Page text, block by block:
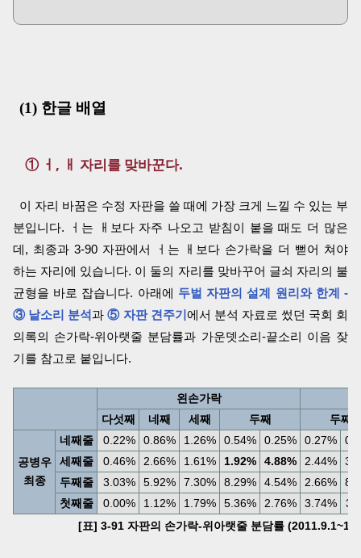
(1) 한글 배열
① ㅓ, ㅐ 자리를 맞바꾼다.
이 자리 바꿈은 수정 자판을 쓸 때에 가장 크게 느낄 수 있는 부
분입니다. ㅓ는 ㅐ보다 자주 나오고 받침이 붙을 때도 더 많은
데, 최종과 3-90 자판에서 ㅓ는 ㅐ보다 손가락을 더 뻗어 쳐야
하는 자리에 있습니다. 이 둘의 자리를 맞바꾸어 글쇠 자리의 불
균형을 바로 잡습니다. 아래에 두벌 자판의 설계 원리와 한계 -
③ 낱소리 분석과⑤ 자판 견주기에서 분석 자료로 썼던 국회 회
의록의 손가락-위아랫줄 분담률과 가운뎃소리-끝소리 이음 잦
기를 참고로 붙입니다.
[표] 3-91 자판의 손가락-위아랫줄 분담률
왼손가락
다섯째
네째 세째 두째 두째
공병우
최종
네째줄 0.22% 0.86% 1.26% 0.54% 0.25% 0.27%
세째줄
0.46% 2.66% 1.61% 1.92% 4.88% 2.44%
두째줄
3.03% 5.92% 7.30% 8.29% 4.54% 2.66%
첫째줄
0.00% 1.12% 1.79% 5.36% 2.76% 3.74%